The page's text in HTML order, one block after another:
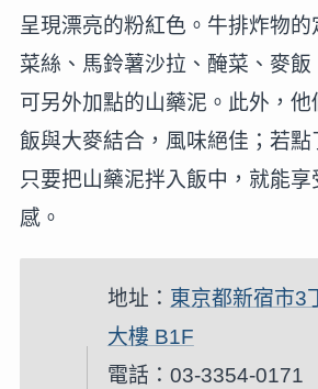
呈現漂亮的粉紅色。牛排炸物
菜絲、馬鈴薯沙拉、醃菜、麥飯
可另外加點的山藥泥。此外，他
飯與大麥結合，風味絕佳；若點
只要把山藥泥拌入飯中，就能
感。
地址： 東京都新宿市3
大樓 B1F
電話：03-3354-0171